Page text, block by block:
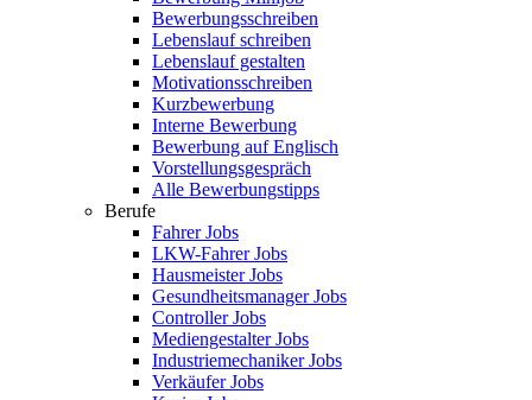
Bewerbungsschreiben
Lebenslauf schreiben
Lebenslauf gestalten
Motivationsschreiben
Kurzbewerbung
Interne Bewerbung
Bewerbung auf Englisch
Vorstellungsgespräch
Alle Bewerbungstipps
Berufe
Fahrer Jobs
LKW-Fahrer Jobs
Hausmeister Jobs
Gesundheitsmanager Jobs
Controller Jobs
Mediengestalter Jobs
Industriemechaniker Jobs
Verkäufer Jobs